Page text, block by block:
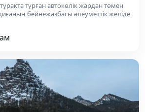
тұрған автокөлік жардан төмен
бейнежазбасы әлеуметтік желіде